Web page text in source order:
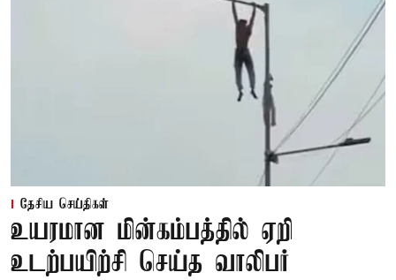
தேசிய செய்திகள்
உயரமான மின்கம்பத்தில் ஏறி
உடற்பயிற்சி செய்த வாலிபர்